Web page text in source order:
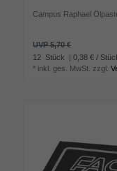
Campus Raphael
UVP 5,70 €
12 Stück
| 0,38 € /
* inkl. ges. MwSt. zzgl.